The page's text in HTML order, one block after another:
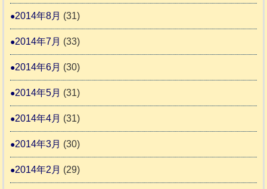
2014年8月 (31)
2014年7月 (33)
2014年6月 (30)
2014年5月 (31)
2014年4月 (31)
2014年3月 (30)
2014年2月 (29)